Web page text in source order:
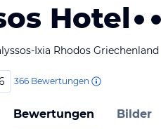
Hotel
Ixia Rhodos Griechenland
366 Bewertungen
Bewertungen Bilder